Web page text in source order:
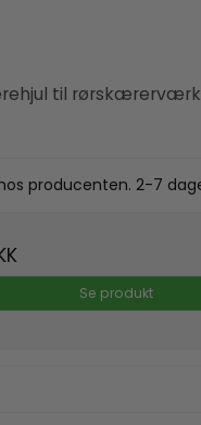
til
producenten. 2-7
Se produkt